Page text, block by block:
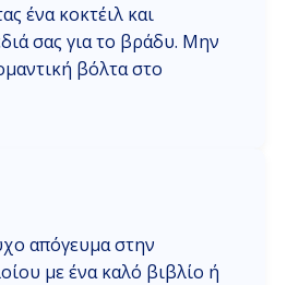
ένα κοκτέιλ και
σας για το βράδυ. Μην
βόλτα στο
απόγευμα στην
με ένα καλό βιβλίο ή